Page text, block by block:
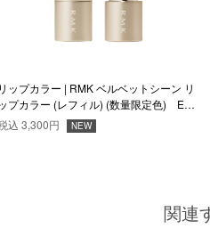
リップカラー | RMK ベルベットシーン リ
ップカラー (レフィル) (数量限定色) EX-
込 3,300円 NEW
関連